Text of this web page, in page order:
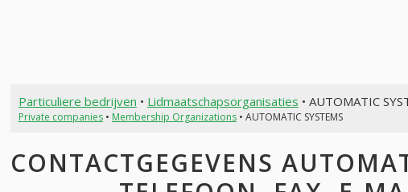
Particuliere bedrijven • Lidmaatschapsorganisaties • AUTOMATIC
Private companies• Membership Organizations• AUTOMATIC SYSTEMS
CONTACTGEGEVENS